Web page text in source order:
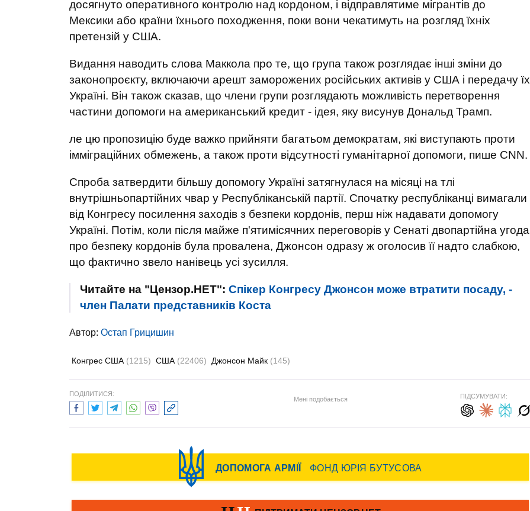
досягнуто оперативного контролю над кордоном, і відправлятиме мігрантів до
Мексики або країни їхнього походження, поки вони чекатимуть на розгляд їхніх
претензій у США.
Видання наводить слова Маккола про те, що група також розглядає інші зміни до
законопроєкту, включаючи арешт заморожених російських активів у США і передачу їх
Україні. Він також сказав, що члени групи розглядають можливість перетворення
частини допомоги на американський кредит - ідея, яку висунув Дональд Трамп.
ле цю пропозицію буде важко прийняти багатьом демократам, які виступають проти
імміграційних обмежень, а також проти відсутності гуманітарної допомоги, пише CNN.
Спроба затвердити більшу допомогу Україні затягнулася на місяці на тлі
внутрішньопартійних чвар у Республіканській партії. Спочатку республіканці вимагали
від Конгресу посилення заходів з безпеки кордонів, перш ніж надавати допомогу
Україні. Потім, коли після майже п'ятимісячних переговорів у Сенаті двопартійна угода
про безпеку кордонів була провалена, Джонсон одразу ж оголосив її надто слабкою,
що фактично звело нанівець усі зусилля.
Читайте на "Цензор.НЕТ": Спікер Конгресу Джонсон може втратити посаду, -
член Палати представників Коста
Автор: Остап Грицишин
Конгрес США (1215) США (22406) Джонсон Майк (145)
ПОДІЛИТИСЯ:
Мені подобається ПІДСУМУВАТИ: